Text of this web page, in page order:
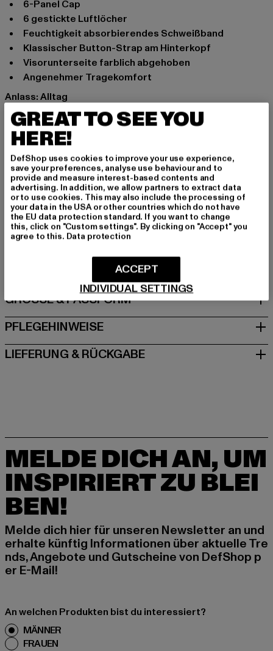
6-Panel Cap
6 gestickte Luftlöcher
Feuchtigkeit absorbierendes Schweißband
klassischer Button-Strap am Hinterkopf
Visorunterseite farblich abgehoben
angenehmer Tragekomfort
Anlass: Alltag
Verschlussarten: Buttonstrap
Marke: Flexfit
Kat.: Snapback
Farbe: schwarz
Hersteller Farbe: black
Materialzusammensetzung: 80% Polyacryl, 20% Wolle
Art.Nr: 6089M-00007
Hersteller: TB International GmbH |info@tbint.de
Dr.-Robert-Murjahn-Straße 7 | 64372 Ober-Ramstadt |
GRÖSSE & PASSFORM
PFLEGEHINWEISE
LIEFERUNG & RÜCKGABE
MELDE DICH AN, UM
INSPIRIERT ZU BLEI
BEN!
Melde dich hier für unseren Newsletter an und
erhalte künftig Informationen über aktuelle Tre
nds, Angebote und Gutscheine von DefShop p
er E-Mail!
An welchen Produkten bist du interessiert?
MÄNNER
FRAUEN
GREAT TO SEE YOU
HERE!
DefShop uses cookies to improve your use experience,
save your preferences, analyse use behaviour and to
provide and measure interest-based contents and
advertising. In addition, we allow partners to extract data
or to use cookies. This may also include the processing of
your data in the USA or other countries which do not have
the EU data protection standard. If you want to change
this, click on "Custom settings". By clicking on "Accept" you
agree to this. Data protection
INDIVIDUAL SETTINGS
ACCEPT